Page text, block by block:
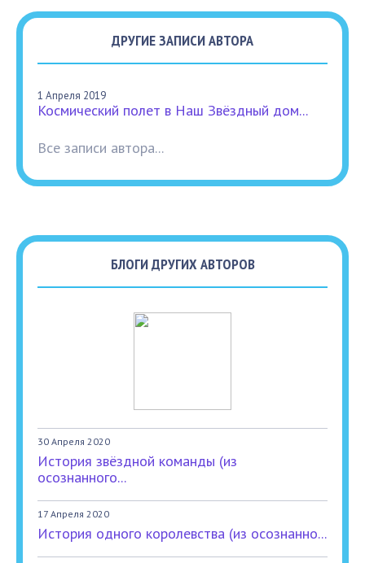
ДРУГИЕ ЗАПИСИ АВТОРА
1 Апреля 2019
Космический полет в Наш Звёздный дом...
Все записи автора...
БЛОГИ ДРУГИХ АВТОРОВ
30 Апреля 2020
История звёздной команды (из
осознанного...
17 Апреля 2020
История одного королевства (из осознанно...